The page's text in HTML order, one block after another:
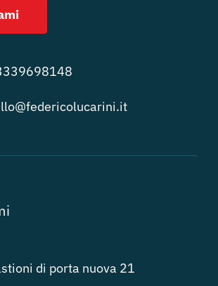
ni.it
di porta nuova 21